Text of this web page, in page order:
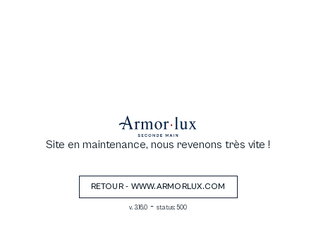
Site en maintenance, nous revenons très vite !
RETOUR - WWW.ARMORLUX.COM
v. 3.16.0 - status: 500